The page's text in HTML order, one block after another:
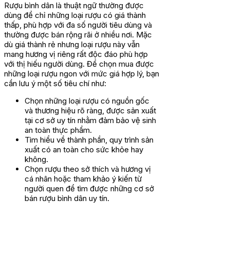
Rượu bình dân là thuật ngữ thường được
dùng để chỉ những loại rượu có giá thành
thấp, phù hợp với đa số người tiêu dùng và
thường được bán rộng rãi ở nhiều nơi. Mặc
dù giá thành rẻ nhưng loại rượu này vẫn
mang hương vị riêng rất độc đáo phù hợp
với thị hiếu người dùng. Để chọn mua được
những loại rượu ngon với mức giá hợp lý, bạn
cần lưu ý một số tiêu chí như:
Chọn những loại rượu có nguồn gốc
và thương hiệu rõ ràng, được sản xuất
tại cơ sở uy tín nhằm đảm bảo vệ sinh
an toàn thực phẩm.
Tìm hiểu về thành phần, quy trình sản
xuất có an toàn cho sức khỏe hay
không.
Chọn rượu theo sở thích và hương vị
cá nhân hoặc tham khảo ý kiến từ
người quen để tìm được những cơ sở
bán rượu bình dân uy tín.